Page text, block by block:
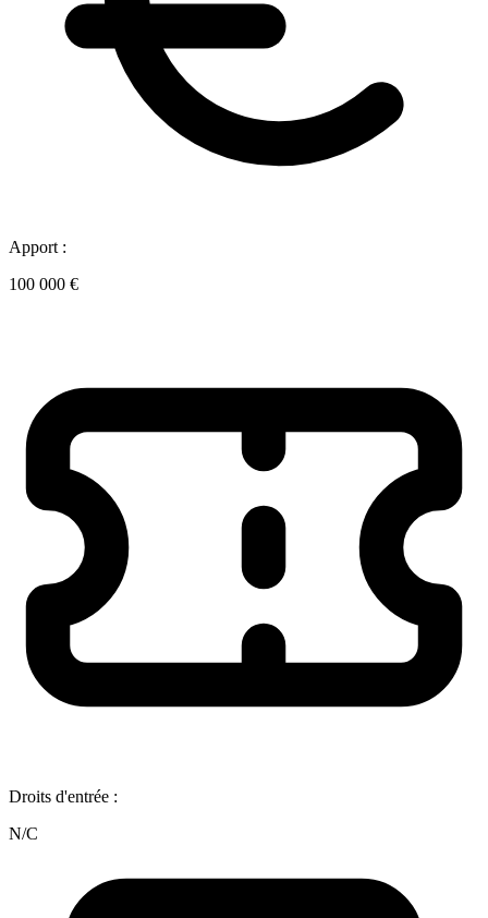
Apport :
100 000 €
Droits d'entrée :
N/C